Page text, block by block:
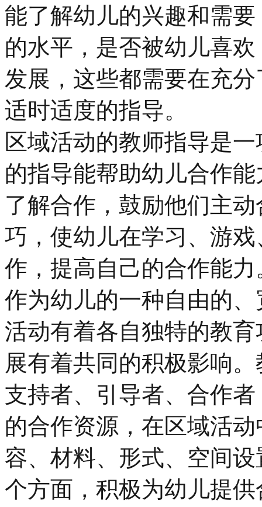
能了解幼儿的兴趣和需
的水平，是否被幼儿喜
发展，这些都需要在充
适时适度的指导。
区域活动的教师指导是
的指导能帮助幼儿合作
了解合作，鼓励他们主
巧，使幼儿在学习、游
作，提高自己的合作能力
作为幼儿的一种自由的
活动有着各自独特的教
展有着共同的积极影响
支持者、引导者、合作
的合作资源，在区域活
容、材料、形式、空间
个方面，积极为幼儿提